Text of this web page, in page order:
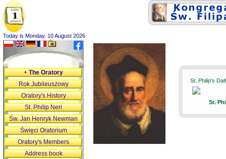
Today is Monday, 10 August 2026
St. Philip's
St.
+The Oratory
Rok Jubileuszowy
Oratory's History
St. Philip Neri
Św. Jan Henryk Newman
Święci Oratorium
Oratory's Members
Address book